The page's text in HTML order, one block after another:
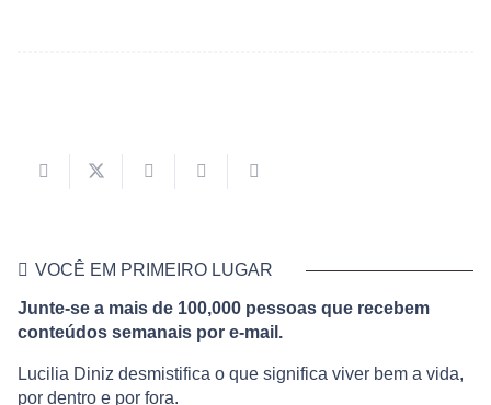
VOCÊ EM PRIMEIRO LUGAR
Junte-se a mais de 100,000 pessoas que recebem
conteúdos semanais por e-mail.
Lucilia Diniz desmistifica o que significa viver bem a vida,
por dentro e por fora.